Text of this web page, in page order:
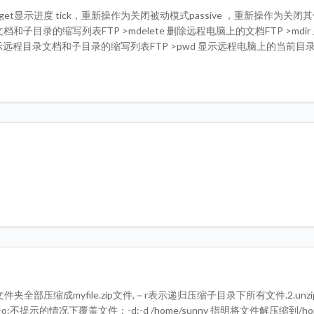
显示进度 tick，重新操作为关闭被动模式passive ，重新操作为关闭
和子目录的缩写列表FTP >mdelete 删除远程电脑上的文档FTP >mdir
程目录文档和子目录的缩写列表FTP >pwd 显示远程电脑上的当前目
夹全部压缩成myfile.zip文件,－r表示递归压缩子目录下所有文件
不提示的情况下覆盖文件；-d:-d /home/sunny 指明将文件解压缩到/